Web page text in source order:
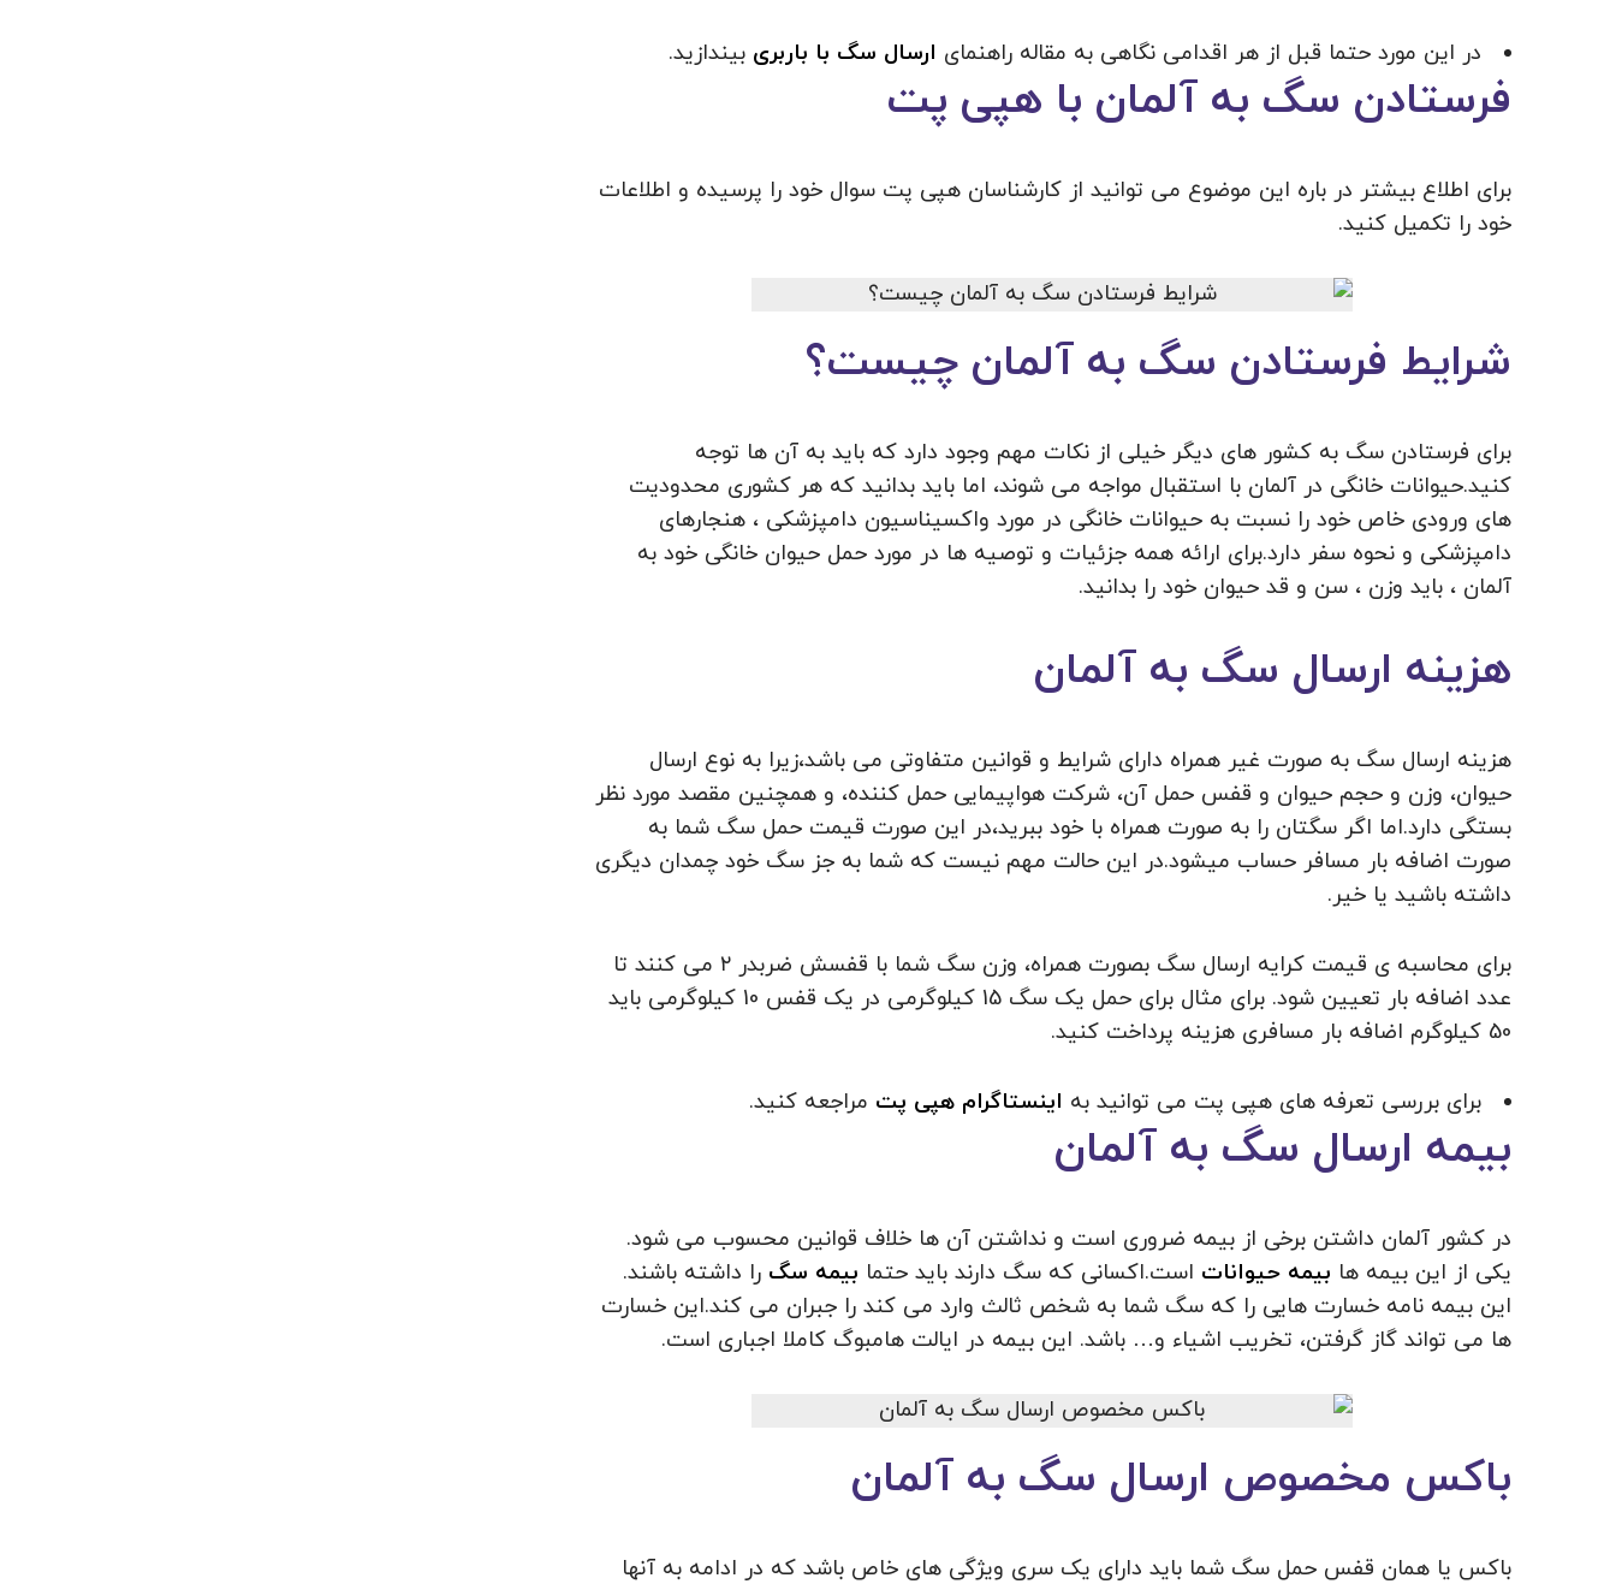
در این مورد حتما قبل از هر اقدامی نگاهی به مقاله راهنمای ارسال سگ با باربری بیندازید.
فرستادن سگ به آلمان با هپی پت
برای اطلاع بیشتر در باره این موضوع می توانید از کارشناسان هپی پت سوال خود را پرسیده و اطلاعات
خود را تکمیل کنید.
شرایط فرستادن سگ به آلمان چیست؟
برای فرستادن سگ به کشور های دیگر خیلی از نکات مهم وجود دارد که باید به آن ها توجه
کنید.حیوانات خانگی در آلمان با استقبال مواجه می شوند، اما باید بدانید که هر کشوری محدودیت
های ورودی خاص خود را نسبت به حیوانات خانگی در مورد واکسیناسیون دامپزشکی ، هنجارهای
دامپزشکی و نحوه سفر دارد.برای ارائه همه جزئیات و توصیه ها در مورد حمل حیوان خانگی خود به
آلمان ، باید وزن ، سن و قد حیوان خود را بدانید.
هزینه ارسال سگ به آلمان
هزینه ارسال سگ به صورت غیر همراه دارای شرایط و قوانین متفاوتی می باشد،زیرا به نوع ارسال
حیوان، وزن و حجم حیوان و قفس حمل آن، شرکت هواپیمایی حمل کننده، و همچنین مقصد مورد نظر
بستگی دارد.اما اگر سگتان را به صورت همراه با خود ببرید،در این صورت قیمت حمل سگ شما به
صورت اضافه بار مسافر حساب میشود.در این حالت مهم نیست که شما به جز سگ خود چمدان دیگری
داشته باشید یا خیر.
برای محاسبه ی قیمت کرایه ارسال سگ بصورت همراه، وزن سگ شما با قفسش ضربدر ۲ می کنند تا
عدد اضافه بار تعیین شود. برای مثال برای حمل یک سگ 15 کیلوگرمی در یک قفس 10 کیلوگرمی باید
50 کیلوگرم اضافه بار مسافری هزینه پرداخت کنید.
برای بررسی تعرفه های هپی پت می توانید به اینستاگرام هپی پت مراجعه کنید.
بیمه ارسال سگ به آلمان
در کشور آلمان داشتن برخی از بیمه ضروری است و نداشتن آن ها خلاف قوانین محسوب می شود.
یکی از این بیمه ها بیمه حیوانات است.اکسانی که سگ دارند باید حتما بیمه سگ را داشته باشند.
این بیمه نامه خسارت هایی را که سگ شما به شخص ثالث وارد می کند را جبران می کند.این خسارت
ها می تواند گاز گرفتن، تخریب اشیاء و… باشد. این بیمه در ایالت هامبوگ کاملا اجباری است.
باکس مخصوص ارسال سگ به آلمان
باکس یا همان قفس حمل سگ شما باید دارای یک سری ویژگی های خاص باشد که در ادامه به آنها